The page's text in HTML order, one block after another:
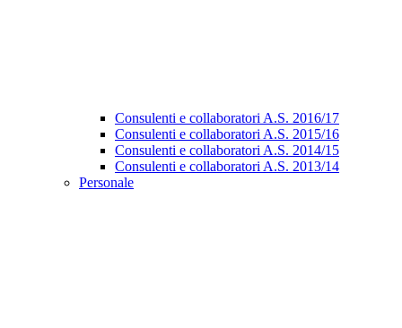
Consulenti e collaboratori A.S. 2016/17
Consulenti e collaboratori A.S. 2015/16
Consulenti e collaboratori A.S. 2014/15
Consulenti e collaboratori A.S. 2013/14
Personale